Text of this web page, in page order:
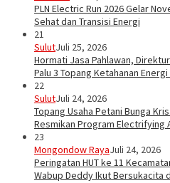
PLN Electric Run 2026 Gelar
Sehat dan Transisi Energi
21
SulutJuli 25, 2026
Hormati Jasa Pahlawan,
Palu 3 Topang Ketahanan
22
SulutJuli 24, 2026
Topang Usaha Petani Bunga
Resmikan Program Electrifying
23
Mongondow RayaJuli 24, 2026
Peringatan HUT ke 11
Wabup Deddy Ikut Bersukacita